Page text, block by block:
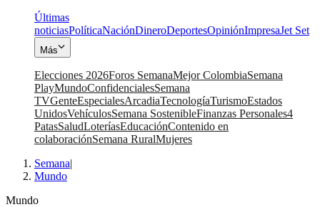
Últimas
noticiasPolíticaNaciónDineroDeportesOpiniónImpresaJet Set
Más
Elecciones 2026Foros SemanaMejor ColombiaSemana
PlayMundoConfidencialesSemana
TVGenteEspecialesArcadiaTecnologíaTurismoEstados
UnidosVehículosSemana SostenibleFinanzas Personales4
PatasSaludLoteríasEducaciónContenido en
colaboraciónSemana RuralMujeres
Semana|
Mundo
Mundo